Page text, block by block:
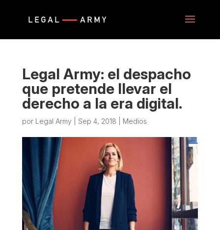
Legal Army: el despacho
que pretende llevar el
derecho a la era digital.
por Legal Army Sep 4, 2018 Medios